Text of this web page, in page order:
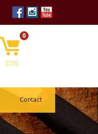
0
COS
Contact